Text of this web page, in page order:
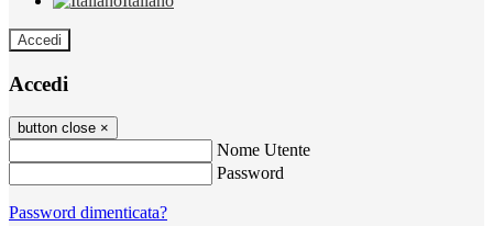
Accedi
Accedi
button close ×
Nome Utente
Password
Password dimenticata?